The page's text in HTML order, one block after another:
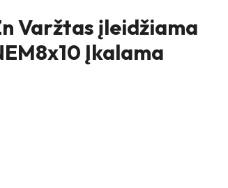
Varžtas įleidžiama
Įkalama